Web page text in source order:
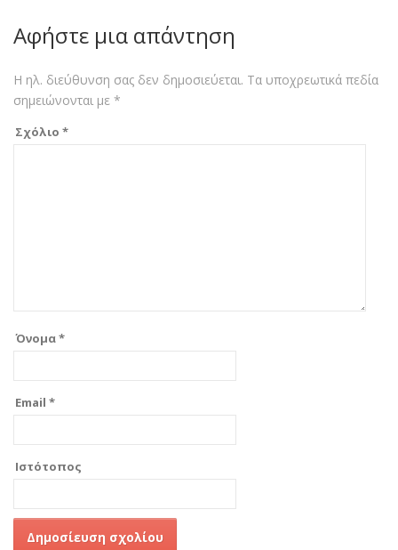
Αφήστε μια απάντηση
Η ηλ. διεύθυνση σας δεν δημοσιεύεται. Τα υποχρεωτικά πεδία
σημειώνονται με *
Σχόλιο *
Όνομα*
Email *
Ιστότοπος